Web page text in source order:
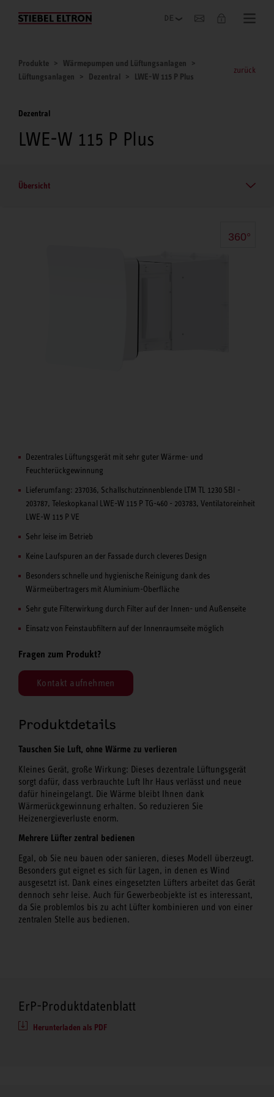
Unternehmen
Produkte
Wärmepumpen und Lüftungsanlagen
Lüftungsanlagen
Dezentral LWE-W 115 P Plus
zurück
Dezentral
LWE-W 115 P Plus
Übersicht
360°
Dezentrales Lüftungsgerät mit sehr guter Wärme- und
Feuchterückgewinnung
Lieferumfang: 237036, Schallschutzinnenblende LTM TL 1230 SBI -
203787, Teleskopkanal LWE-W 115 P TG-460 - 203783, Ventilatoreinheit
LWE-W 115 P VE
Sehr leise im Betrieb
Keine Laufspuren an der Fassade durch cleveres Design
Besonders schnelle und hygienische Reinigung dank des
Wärmeübertragers mit Aluminium-Oberfläche
Sehr gute Filterwirkung durch Filter auf der Innen- und Außenseite
Einsatz von Feinstaubfiltern auf der Innenraumseite möglich
Fragen zum Produkt?
Kontakt aufnehmen
Produktdetails
Tauschen Sie Luft, ohne Wärme zu verlieren
Kleines Gerät, große Wirkung: Dieses dezentrale Lüftungsgerät
sorgt dafür, dass verbrauchte Luft Ihr Haus verlässt und neue
dafür hineingelangt. Die Wärme bleibt Ihnen dank
Wärmerückgewinnung erhalten. So reduzieren Sie
Heizenergieverluste enorm.
Mehrere Lüfter zentral bedienen
Egal, ob Sie neu bauen oder sanieren, dieses Modell überzeugt.
Besonders gut eignet es sich für Lagen, in denen es Wind
ausgesetzt ist. Dank eines eingesetzten Lüfters arbeitet das Gerät
dennoch sehr leise. Auch für Gewerbeobjekte ist es interessant,
da Sie problemlos bis zu acht Lüfter kombinieren und von einer
zentralen Stelle aus bedienen.
ErP-Produktdatenblatt
Herunterladen als PDF